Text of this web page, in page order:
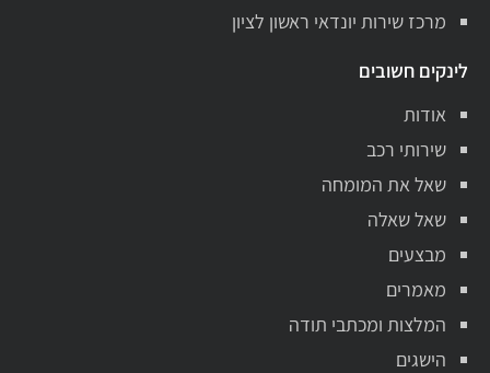
מרכז שירות יונדאי ראשון לציון
לינקים חשובים
אודות
שירותי רכב
שאל את המומחה
שאל שאלה
מבצעים
מאמרים
המלצות ומכתבי תודה
הישגים